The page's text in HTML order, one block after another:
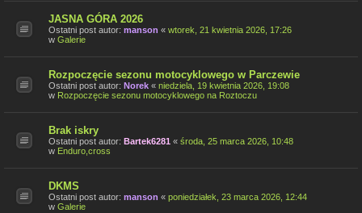
JASNA GÓRA 2026
Ostatni post autor: manson « wtorek, 21 kwietnia 2026, 17:26
w Galerie
Rozpoczęcie sezonu motocyklowego w Parczewie
Ostatni post autor: Norek « niedziela, 19 kwietnia 2026, 19:08
w Rozpoczęcie sezonu motocyklowego na Roztoczu
Brak iskry
Ostatni post autor: Bartek6281 « środa, 25 marca 2026, 10:48
w Enduro,cross
DKMS
Ostatni post autor: manson « poniedziałek, 23 marca 2026, 12:44
w Galerie